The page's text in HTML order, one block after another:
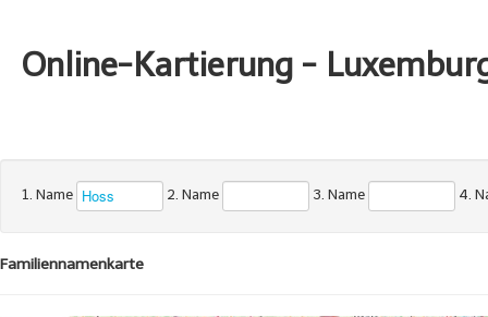
Online-Kartierung -
1. Name 2. Name 3. Name 4.
Familiennamenkarte